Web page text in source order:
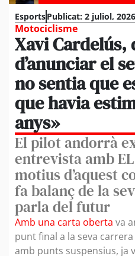
EsportsPublicat: 2 juliol,
Motociclisme
Xavi Cardelús,
d’anunciar el
no sentia que
que havia
anys»
El pilot andorrà
entrevista amb EL
motius d’aquest
fa balanç de la
parla del futur
Amb una carta oberta va
punt final a la seva
amb punts suspensius, ja